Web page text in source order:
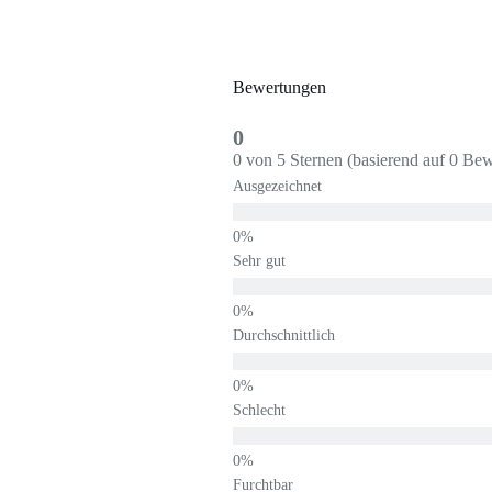
Bewertungen
0
0 von 5 Sternen (basierend auf 0
Ausgezeichnet
Sehr gut
Durchschnittlich
Schlecht
Furchtbar